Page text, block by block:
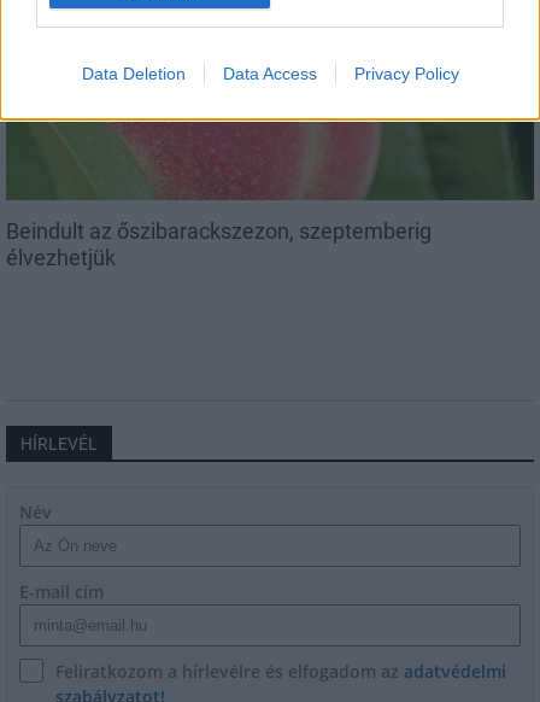
Data Deletion Data Access Privacy Policy
Helyi
Beindult az őszibarackszezon, szeptemberig
élvezhetjük
HÍRLEVÉL
Név
E-mail cím
Feliratkozom a hírlevélre és elfogadom az adatvédelmi
szabályzatot!